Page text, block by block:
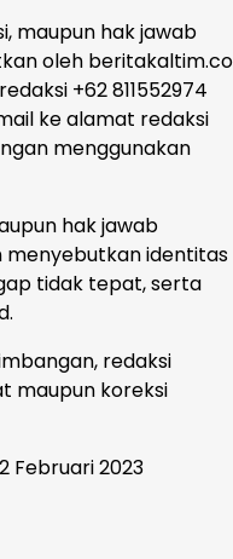
maupun hak jawab
oleh beritakaltim.co
+62 811552974
ke alamat redaksi
menggunakan
hak jawab
menyebutkan identitas
tidak tepat, serta
redaksi
maupun koreksi
Februari 2023